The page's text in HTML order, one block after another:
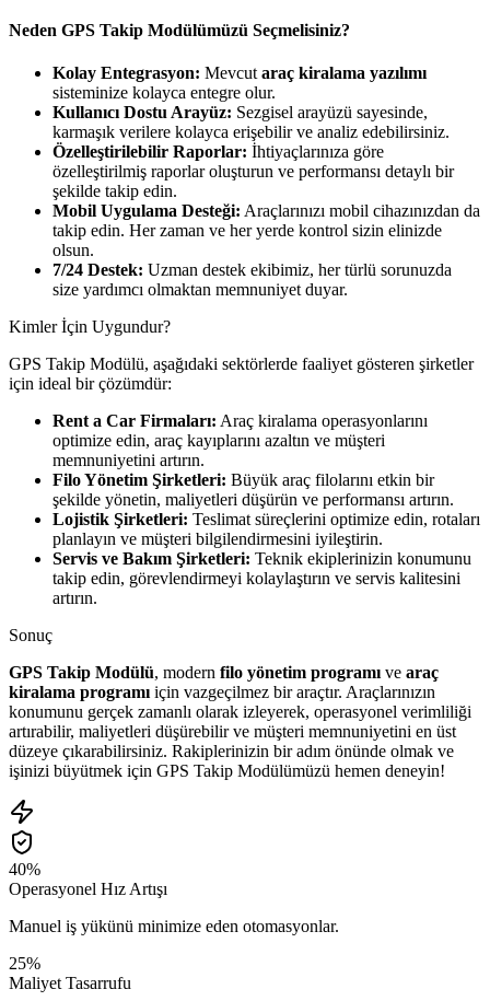
Neden GPS Takip Modülümüzü Seçmelisiniz?
Kolay Entegrasyon: Mevcut araç kiralama yazılımı
sisteminize kolayca entegre olur.
Kullanıcı Dostu Arayüz: Sezgisel arayüzü sayesinde,
karmaşık verilere kolayca erişebilir ve analiz edebilirsiniz.
Özelleştirilebilir Raporlar: İhtiyaçlarınıza göre
özelleştirilmiş raporlar oluşturun ve performansı detaylı bir
şekilde takip edin.
Mobil Uygulama Desteği: Araçlarınızı mobil cihazınızdan da
takip edin. Her zaman ve her yerde kontrol sizin elinizde
olsun.
7/24 Destek: Uzman destek ekibimiz, her türlü sorunuzda
size yardımcı olmaktan memnuniyet duyar.
Kimler İçin Uygundur?
GPS Takip Modülü, aşağıdaki sektörlerde faaliyet gösteren şirketler
için ideal bir çözümdür:
Rent a Car Firmaları: Araç kiralama operasyonlarını
optimize edin, araç kayıplarını azaltın ve müşteri
memnuniyetini artırın.
Filo Yönetim Şirketleri: Büyük araç filolarını etkin bir
şekilde yönetin, maliyetleri düşürün ve performansı artırın.
Lojistik Şirketleri: Teslimat süreçlerini optimize edin, rotaları
planlayın ve müşteri bilgilendirmesini iyileştirin.
Servis ve Bakım Şirketleri: Teknik ekiplerinizin konumunu
takip edin, görevlendirmeyi kolaylaştırın ve servis kalitesini
artırın.
Sonuç
GPS Takip Modülü, modern filo yönetim programı ve araç
kiralama programı için vazgeçilmez bir araçtır. Araçlarınızın
konumunu gerçek zamanlı olarak izleyerek, operasyonel verimliliği
artırabilir, maliyetleri düşürebilir ve müşteri memnuniyetini en üst
düzeye çıkarabilirsiniz. Rakiplerinizin bir adım önünde olmak ve
işinizi büyütmek için GPS Takip Modülümüzü hemen deneyin!
40%
Operasyonel Hız Artışı
Manuel iş yükünü minimize eden otomasyonlar.
25%
Maliyet Tasarrufu